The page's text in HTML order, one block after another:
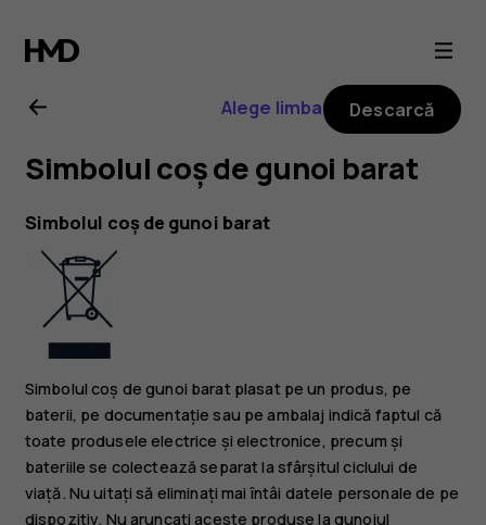
Ghid
de
utilizare
Nokia
G21
Alege limba Descarcă
Simbolul coș de gunoi barat
Simbolul coș de gunoi barat
Simbolul coș de gunoi barat plasat pe un produs, pe
baterii, pe documentație sau pe ambalaj indică faptul că
toate produsele electrice și electronice, precum și
bateriile se colectează separat la sfârșitul ciclului de
viață. Nu uitați să eliminați mai întâi datele personale de pe
dispozitiv. Nu aruncați aceste produse la gunoiul